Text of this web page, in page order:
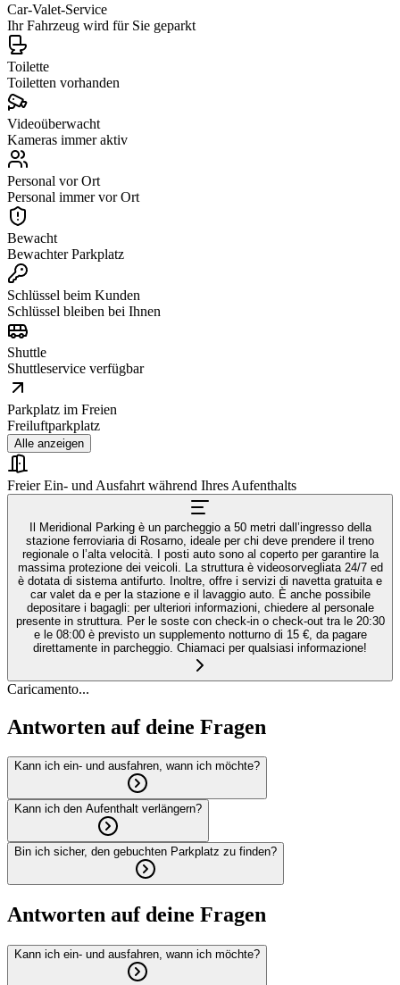
Car‑Valet‑Service
Ihr Fahrzeug wird für Sie geparkt
Toilette
Toiletten vorhanden
Videoüberwacht
Kameras immer aktiv
Personal vor Ort
Personal immer vor Ort
Bewacht
Bewachter Parkplatz
Schlüssel beim Kunden
Schlüssel bleiben bei Ihnen
Shuttle
Shuttleservice verfügbar
Parkplatz im Freien
Freiluftparkplatz
Alle anzeigen
Freier Ein- und Ausfahrt während Ihres Aufenthalts
Il Meridional Parking è un parcheggio a 50 metri dall’ingresso della
stazione ferroviaria di Rosarno, ideale per chi deve prendere il treno
regionale o l’alta velocità. I posti auto sono al coperto per garantire la
massima protezione dei veicoli. La struttura è videosorvegliata 24/7 ed
è dotata di sistema antifurto. Inoltre, offre i servizi di navetta gratuita e
car valet da e per la stazione e il lavaggio auto. È anche possibile
depositare i bagagli: per ulteriori informazioni, chiedere al personale
presente in struttura. Per le soste con check-in o check-out tra le 20:30
e le 08:00 è previsto un supplemento notturno di 15 €, da pagare
direttamente in parcheggio. Chiamaci per qualsiasi informazione!
Caricamento...
Antworten auf deine Fragen
Kann ich ein- und ausfahren, wann ich möchte?
Kann ich den Aufenthalt verlängern?
Bin ich sicher, den gebuchten Parkplatz zu finden?
Antworten auf deine Fragen
Kann ich ein- und ausfahren, wann ich möchte?